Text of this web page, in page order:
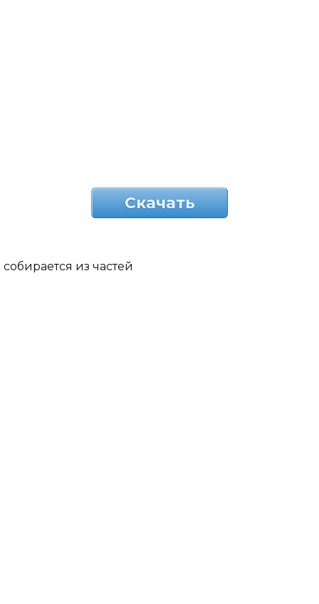
Скачать
собирается из частей